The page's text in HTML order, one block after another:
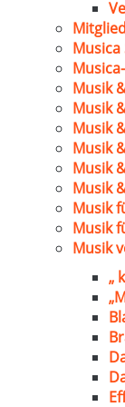
Musik
Musik
Musik
Musik
Musik
Musik
Musik
Musik
Musik
„